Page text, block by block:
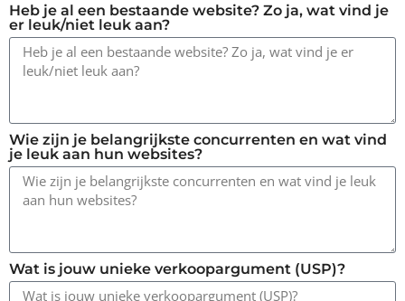
Heb je al een bestaande website? Zo ja, wat vind je
er leuk/niet leuk aan?
Wie zijn je belangrijkste concurrenten en wat vind
je leuk aan hun websites?
Wat is jouw unieke verkoopargument (USP)?